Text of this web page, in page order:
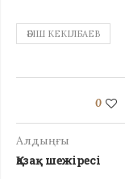
ӘБІШ КЕКІЛБАЕВ
0
Алдыңғы
Қазақ шежіресі